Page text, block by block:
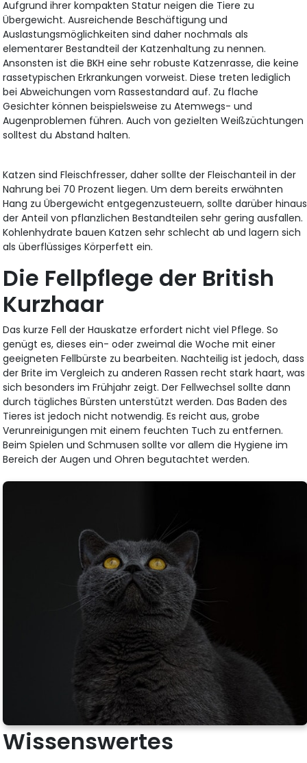
Aufgrund ihrer kompakten Statur neigen die Tiere zu
Übergewicht. Ausreichende Beschäftigung und
Auslastungsmöglichkeiten sind daher nochmals als
elementarer Bestandteil der Katzenhaltung zu nennen.
Ansonsten ist die BKH eine sehr robuste Katzenrasse, die keine
rassetypischen Erkrankungen vorweist. Diese treten lediglich
bei Abweichungen vom Rassestandard auf. Zu flache
Gesichter können beispielsweise zu Atemwegs- und
Augenproblemen führen. Auch von gezielten Weißzüchtungen
solltest du Abstand halten.
Katzen sind Fleischfresser, daher sollte der Fleischanteil in der
Nahrung bei 70 Prozent liegen. Um dem bereits erwähnten
Hang zu Übergewicht entgegenzusteuern, sollte darüber hinaus
der Anteil von pflanzlichen Bestandteilen sehr gering ausfallen.
Kohlenhydrate bauen Katzen sehr schlecht ab und lagern sich
als überflüssiges Körperfett ein.
Die Fellpflege der British
Kurzhaar
Das kurze Fell der Hauskatze erfordert nicht viel Pflege. So
genügt es, dieses ein- oder zweimal die Woche mit einer
geeigneten Fellbürste zu bearbeiten. Nachteilig ist jedoch, dass
der Brite im Vergleich zu anderen Rassen recht stark haart, was
sich besonders im Frühjahr zeigt. Der Fellwechsel sollte dann
durch tägliches Bürsten unterstützt werden. Das Baden des
Tieres ist jedoch nicht notwendig. Es reicht aus, grobe
Verunreinigungen mit einem feuchten Tuch zu entfernen.
Beim Spielen und Schmusen sollte vor allem die Hygiene im
Bereich der Augen und Ohren begutachtet werden.
Wissenswertes